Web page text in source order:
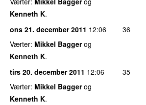
Kenneth K.
ons 21. december 2011 12:06
36
Værter: Mikkel Baggerog
Kenneth K.
tirs 20. december 2011 12:06
35
Værter: Mikkel Baggerog
Kenneth K.